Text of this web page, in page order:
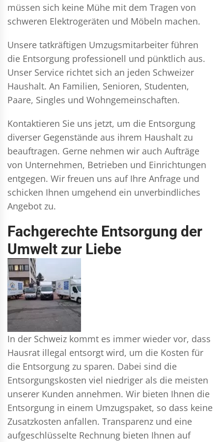
müssen sich keine Mühe mit dem Tragen von
schweren Elektrogeräten und Möbeln machen.
Unsere tatkräftigen Umzugsmitarbeiter führen
die Entsorgung professionell und pünktlich aus.
Unser Service richtet sich an jeden Schweizer
Haushalt. An Familien, Senioren, Studenten,
Paare, Singles und Wohngemeinschaften.
Kontaktieren Sie uns jetzt, um die Entsorgung
diverser Gegenstände aus ihrem Haushalt zu
beauftragen. Gerne nehmen wir auch Aufträge
von Unternehmen, Betrieben und Einrichtungen
entgegen. Wir freuen uns auf Ihre Anfrage und
schicken Ihnen umgehend ein unverbindliches
Angebot zu.
Fachgerechte Entsorgung der
Umwelt zur Liebe
In der Schweiz kommt es immer wieder vor, dass
Hausrat illegal entsorgt wird, um die Kosten für
die Entsorgung zu sparen. Dabei sind die
Entsorgungskosten viel niedriger als die meisten
unserer Kunden annehmen. Wir bieten Ihnen die
Entsorgung in einem Umzugspaket, so dass keine
Zusatzkosten anfallen. Transparenz und eine
aufgeschlüsselte Rechnung bieten Ihnen auf